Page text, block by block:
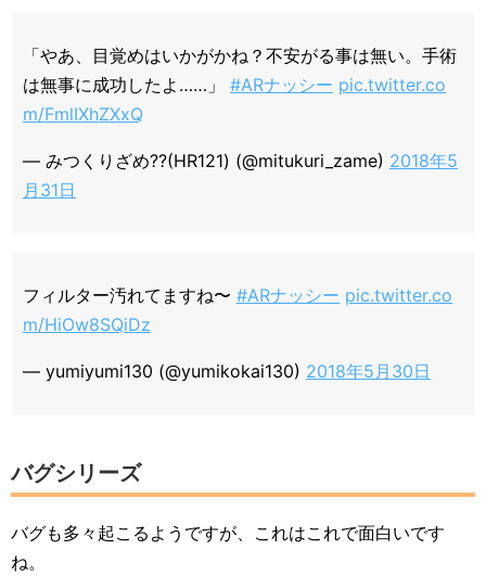
「やあ、目覚めはいかがかね？不安がる事は無い。手術
は無事に成功したよ……」 #ARナッシー pic.twitter.co
m/FmlIXhZXxQ
— みつくりざめ??(HR121) (@mitukuri_zame) 2018年5
月31日
フィルター汚れてますね〜 #ARナッシー pic.twitter.co
m/HiOw8SQiDz
— yumiyumi130 (@yumikokai130) 2018年5月30日
バグシリーズ
バグも多々起こるようですが、これはこれで面白いです
ね。